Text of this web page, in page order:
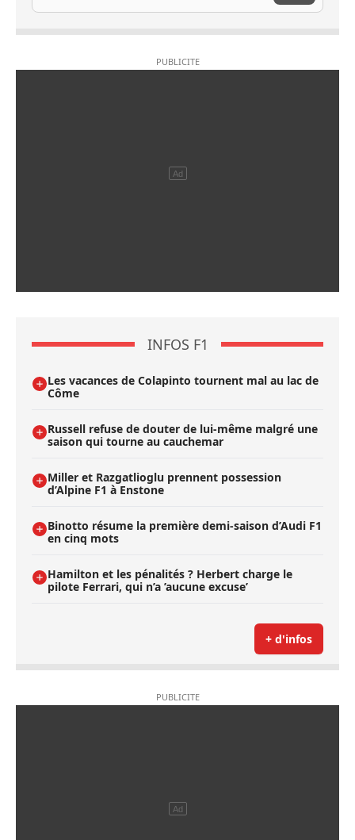
INFOS F1
Les vacances de Colapinto tournent mal au lac de
Côme
Russell refuse de douter de lui-même malgré une
saison qui tourne au cauchemar
Miller et Razgatlioglu prennent possession
d’Alpine F1 à Enstone
Binotto résume la première demi-saison d’Audi F1
en cinq mots
Hamilton et les pénalités ? Herbert charge le
pilote Ferrari, qui n’a ’aucune excuse’
+ d'infos